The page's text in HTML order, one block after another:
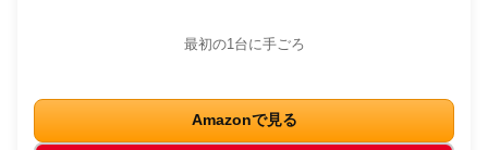
最初の1台に手ごろ
Amazonで見る